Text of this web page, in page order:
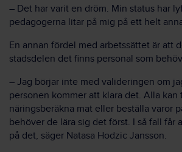
– Det har varit en dröm. Min status har
pedagogerna litar på mig på ett helt
En annan fördel med arbetssättet är att
stadsdelen det finns personal som
– Jag börjar inte med valideringen om
personen kommer att klara det. Alla
näringsberäkna mat eller beställa varor
behöver de lära sig det först. I så fall får
på det, säger Natasa Hodzic Jansson.